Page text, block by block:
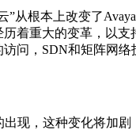
”从根本上改变了Avaya
着重大的变革，以支
问， SDN和矩阵网络
出现，这种变化将加